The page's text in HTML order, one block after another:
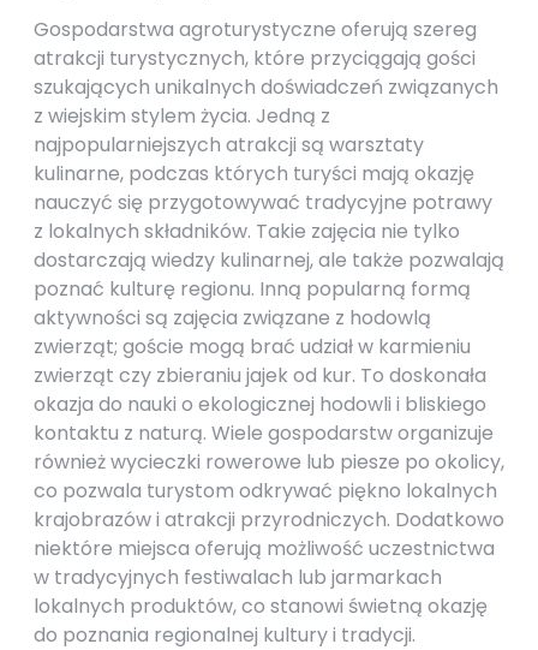
Gospodarstwa agroturystyczne oferują szereg
atrakcji turystycznych, które przyciągają gości
szukających unikalnych doświadczeń związanych
z wiejskim stylem życia. Jedną z
najpopularniejszych atrakcji są warsztaty
kulinarne, podczas których turyści mają okazję
nauczyć się przygotowywać tradycyjne potrawy
z lokalnych składników. Takie zajęcia nie tylko
dostarczają wiedzy kulinarnej, ale także pozwalają
poznać kulturę regionu. Inną popularną formą
aktywności są zajęcia związane z hodowlą
zwierząt; goście mogą brać udział w karmieniu
zwierząt czy zbieraniu jajek od kur. To doskonała
okazja do nauki o ekologicznej hodowli i bliskiego
kontaktu z naturą. Wiele gospodarstw organizuje
również wycieczki rowerowe lub piesze po okolicy,
co pozwala turystom odkrywać piękno lokalnych
krajobrazów i atrakcji przyrodniczych. Dodatkowo
niektóre miejsca oferują możliwość uczestnictwa
w tradycyjnych festiwalach lub jarmarkach
lokalnych produktów, co stanowi świetną okazję
do poznania regionalnej kultury i tradycji.